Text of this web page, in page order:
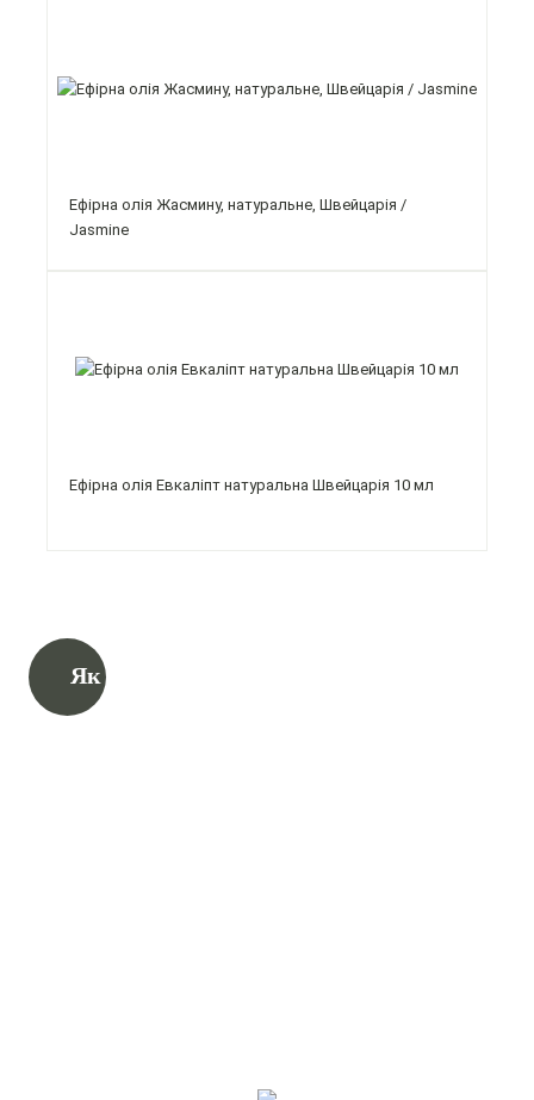
Ефірна олія Жасмину, натуральне, Швейцарія /
Jasmine
Ефірна олія Евкаліпт натуральна Швейцарія 10 мл
Як замовити?